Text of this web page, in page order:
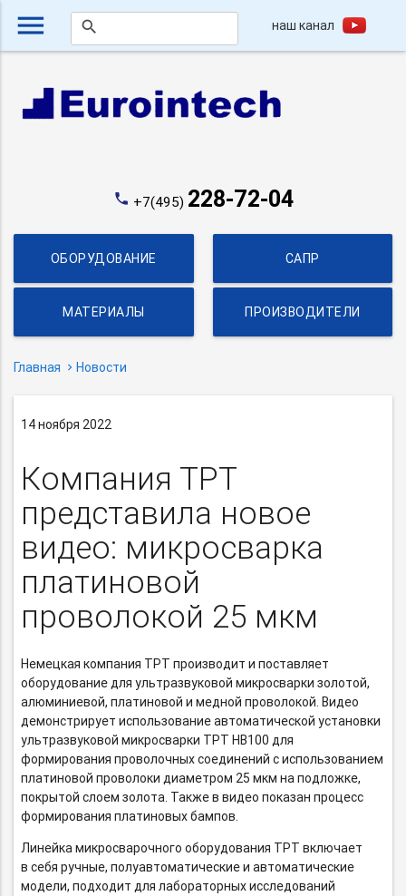
menu search наш канал
phone +7(495) 228-72-04
ОБОРУДОВАНИЕ САПР
МАТЕРИАЛЫ ПРОИЗВОДИТЕЛИ
Главная Новости
14 ноября 2022
Компания ТРТ
представила новое
видео: микросварка
платиновой
проволокой 25 мкм
Немецкая компания ТРТ производит и поставляет
оборудование для ультразвуковой микросварки золотой,
алюминиевой, платиновой и медной проволокой. Видео
демонстрирует использование автоматической установки
ультразвуковой микросварки ТРТ НВ100 для
формирования проволочных соединений с использованием
платиновой проволоки диаметром 25 мкм на подложке,
покрытой слоем золота. Также в видео показан процесс
формирования платиновых бампов.
Линейка микросварочного оборудования ТРТ включает
в себя ручные, полуавтоматические и автоматические
модели, подходит для лабораторных исследований